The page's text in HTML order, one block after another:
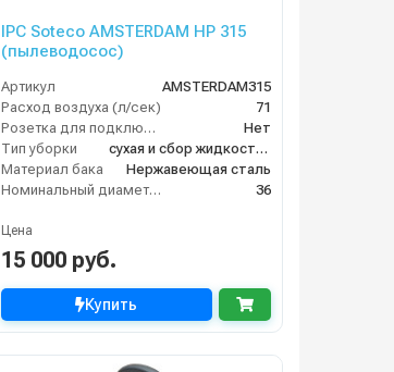
IPC Soteco AMSTERDAM HP 315
(пылеводосос)
Артикул
AMSTERDAM315
Расход воздуха (л/сек)
71
Розетка для подключения инструмента
Нет
Тип уборки
сухая и сбор жидкостей
Материал бака
Нержавеющая сталь
Номинальный диаметр принадлежностей (мм)
36
Цена
15 000 руб.
Купить